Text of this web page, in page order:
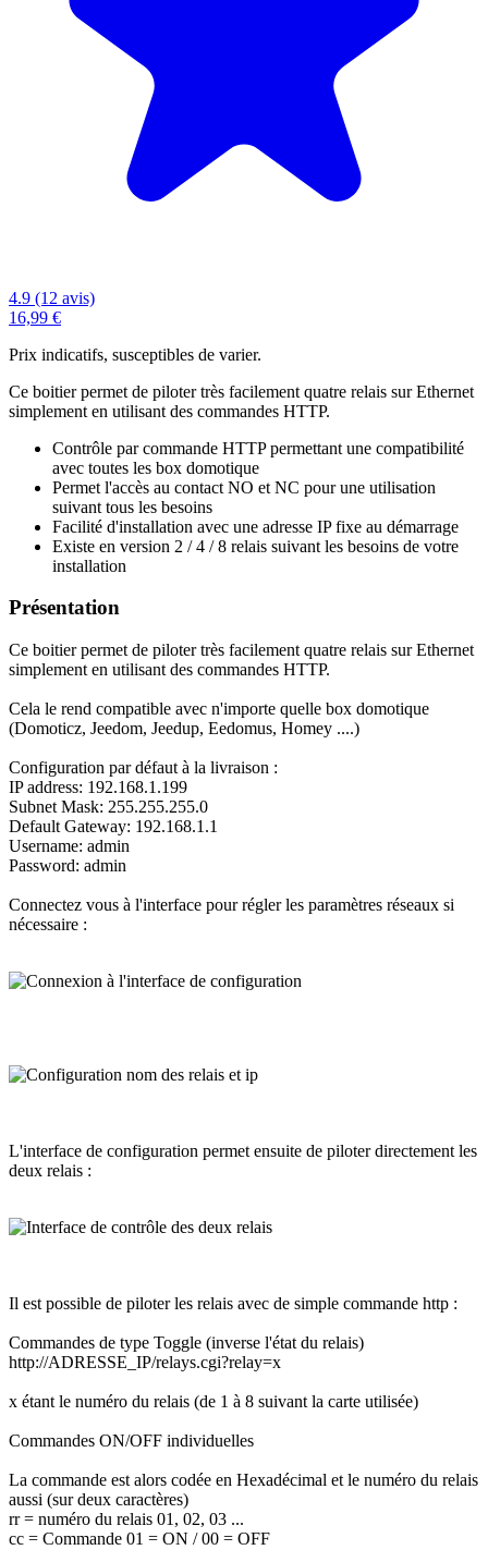
4.9 (12 avis)
16,99 €
Prix indicatifs, susceptibles de varier.
Ce boitier permet de piloter très facilement quatre relais sur Ethernet
simplement en utilisant des commandes HTTP.
Contrôle par commande HTTP permettant une compatibilité
avec toutes les box domotique
Permet l'accès au contact NO et NC pour une utilisation
suivant tous les besoins
Facilité d'installation avec une adresse IP fixe au démarrage
Existe en version 2 / 4 / 8 relais suivant les besoins de votre
installation
Présentation
Ce boitier permet de piloter très facilement quatre relais sur Ethernet
simplement en utilisant des commandes HTTP.
Cela le rend compatible avec n'importe quelle box domotique
(Domoticz, Jeedom, Jeedup, Eedomus, Homey ....)
Configuration par défaut à la livraison :
IP address: 192.168.1.199
Subnet Mask: 255.255.255.0
Default Gateway: 192.168.1.1
Username: admin
Password: admin
Connectez vous à l'interface pour régler les paramètres réseaux si
nécessaire :
L'interface de configuration permet ensuite de piloter directement les
deux relais :
Il est possible de piloter les relais avec de simple commande http :
Commandes de type Toggle (inverse l'état du relais)
http://ADRESSE_IP/relays.cgi?relay=x
x étant le numéro du relais (de 1 à 8 suivant la carte utilisée)
Commandes ON/OFF individuelles
La commande est alors codée en Hexadécimal et le numéro du relais
aussi (sur deux caractères)
rr = numéro du relais 01, 02, 03 ...
cc = Commande 01 = ON / 00 = OFF